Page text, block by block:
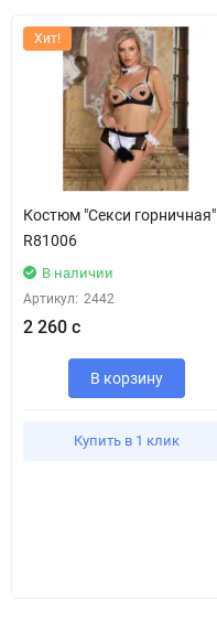
Хит!
Костюм "Секси горничная"
R81006
В наличии
Артикул: 2442
2 260 с
В корзину
Купить в 1 клик